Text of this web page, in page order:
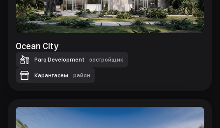
Ocean City
Parq Development застройщик
Карангасем район